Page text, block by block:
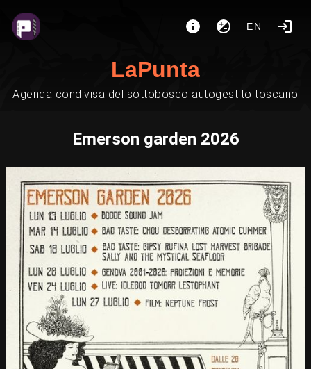
EN
LaPunta
Agenda condivisa del sottobosco autogestito toscano
Emerson garden 2026